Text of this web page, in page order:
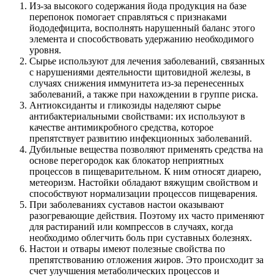
Из-за высокого содержания йода продукция на базе
перепонок помогает справляться с признаками
йододефицита, восполнять нарушенный баланс этого
элемента и способствовать удержанию необходимого
уровня.
Сырье используют для лечения заболеваний, связанных
с нарушениями деятельности щитовидной железы, в
случаях снижения иммунитета из-за перенесенных
заболеваний, а также при нахождении в группе риска.
Антиоксиданты и гликозиды наделяют сырье
антибактериальными свойствами: их используют в
качестве антимикробного средства, которое
препятствует развитию инфекционных заболеваний.
Дубильные вещества позволяют применять средства на
основе перегородок как блокатор неприятных
процессов в пищеварительном. К ним относят диарею,
метеоризм. Настойки обладают вяжущим свойством и
способствуют нормализации процессов пищеварения.
При заболеваниях суставов настои оказывают
разогревающие действия. Поэтому их часто применяют
для растираний или компрессов в случаях, когда
необходимо облегчить боль при суставных болезнях.
Настои и отвары имеют полезные свойства по
препятствованию отложения жиров. Это происходит за
счет улучшения метаболических процессов и